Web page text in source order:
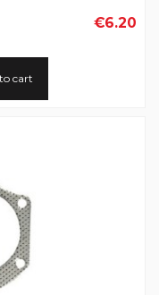
€6.20
cart